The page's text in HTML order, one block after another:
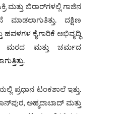
ಮತ್ತು ಬಿರಾರ್‌ಗಳಲ್ಲಿ ಗಾಜಿನ
ಮಾಡಲಾಗುತಿತ್ತು. ದಕ್ಷಿಣ
ಹವಳಗಳ ಕೈಗಾರಿಕೆ ಅಭಿವೃದ್ಧಿ
ಮರದ ಮತ್ತು ಚರ್ಮದ
ಪ್ರಧಾನ ಟಂಕಶಾಲೆ ಇತ್ತು.
ಅಹ್ಮದಾಬಾದ್ ಮತ್ತು